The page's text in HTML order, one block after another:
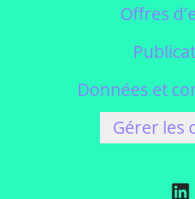
Offres
Données et
Gérer les